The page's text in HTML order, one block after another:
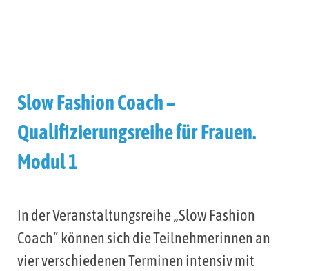
Slow Fashion Coach –
Qualifizierungsreihe für Frauen.
Modul 1
In der Veranstaltungsreihe „Slow Fashion
Coach“ können sich die Teilnehmerinnen an
vier verschiedenen Terminen intensiv mit